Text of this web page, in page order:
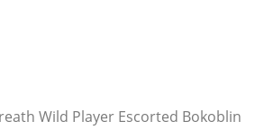
Wild Player Escorted Bokoblin